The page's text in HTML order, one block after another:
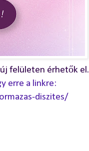
felületen érhetők el.
erre a linkre:
diszites/